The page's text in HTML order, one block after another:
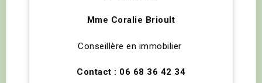
Mme Coralie Brioult
Conseillère en immobilier
Contact : 06 68 36 42 34